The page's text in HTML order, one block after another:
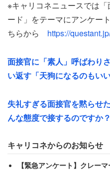
と侮辱され、高圧的な態度
らに「今までも紹介会社を
「貴方ね紹介会社使って、1
と責められた。転職紹介会
れた場合、会社は130万円
う。恐らく面接官はそのこ
※キャリコネニュースでは
ード」をテーマにアンケー
ちらから https://
面接官に「素人」呼ばわり
い返す「天狗になるのもい
失礼すぎる面接官を黙らせ
んな態度で接するのですか？
キャリコネからのお知らせ
【緊急アンケート】クレー